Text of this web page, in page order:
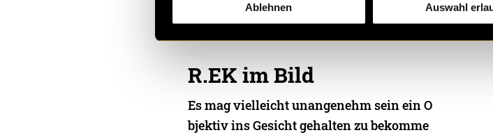
Ablehnen Auswahl
R.EK im Bild
Es mag vielleicht unangenehm sein ein O
bjektiv ins Gesicht gehalten zu bekomme